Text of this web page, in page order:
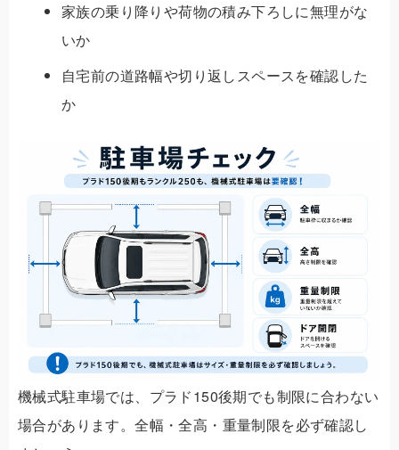
家族の乗り降りや荷物の積み下ろしに無理がな
いか
自宅前の道路幅や切り返しスペースを確認した
か
機械式駐車場では、プラド150後期でも制限に合わない
場合があります。全幅・全高・重量制限を必ず確認し